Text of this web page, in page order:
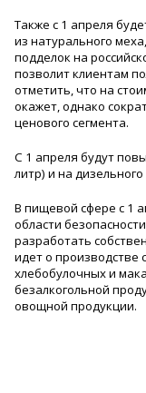
Также с 1 апреля
из натурального
подделок на
позволит клиентам
отметить, что на
окажет, однако
ценового сегмента.
С 1 апреля будут
литр) и на
В пищевой сфере с 1
области
разработать
идет о производстве
хлебобулочных и
безалкогольной
овощной продукции.